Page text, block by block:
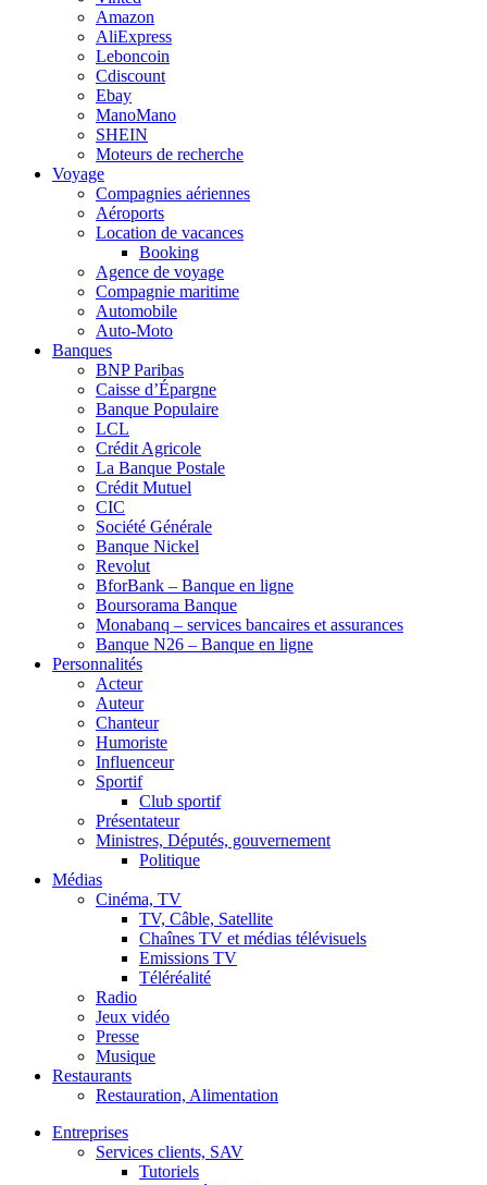
Amazon
AliExpress
Leboncoin
Cdiscount
Ebay
ManoMano
SHEIN
Moteurs de recherche
Voyage
Compagnies aériennes
Aéroports
Location de vacances
Booking
Agence de voyage
Compagnie maritime
Automobile
Auto-Moto
Banques
BNP Paribas
Caisse d’Épargne
Banque Populaire
LCL
Crédit Agricole
La Banque Postale
Crédit Mutuel
CIC
Société Générale
Banque Nickel
Revolut
BforBank – Banque en ligne
Boursorama Banque
Monabanq – services bancaires et assurances
Banque N26 – Banque en ligne
Personnalités
Acteur
Auteur
Chanteur
Humoriste
Influenceur
Sportif
Club sportif
Présentateur
Ministres, Députés, gouvernement
Politique
Médias
Cinéma, TV
TV, Câble, Satellite
Chaînes TV et médias télévisuels
Emissions TV
Téléréalité
Radio
Jeux vidéo
Presse
Musique
Restaurants
Restauration, Alimentation
Entreprises
Services clients, SAV
Tutoriels